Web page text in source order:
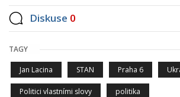
Diskuse 0
TAGY
Jan Lacina STAN Praha 6
Politici vlastními slovy politika